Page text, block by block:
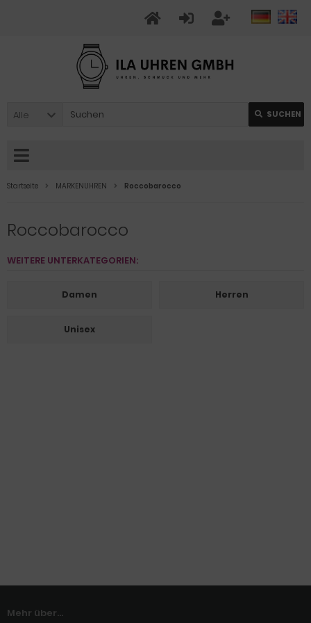
Alle SUCHEN
Startseite MARKENUHREN Roccobarocco
Roccobarocco
WEITERE UNTERKATEGORIEN:
Damen Herren
Unisex
Mehr über...